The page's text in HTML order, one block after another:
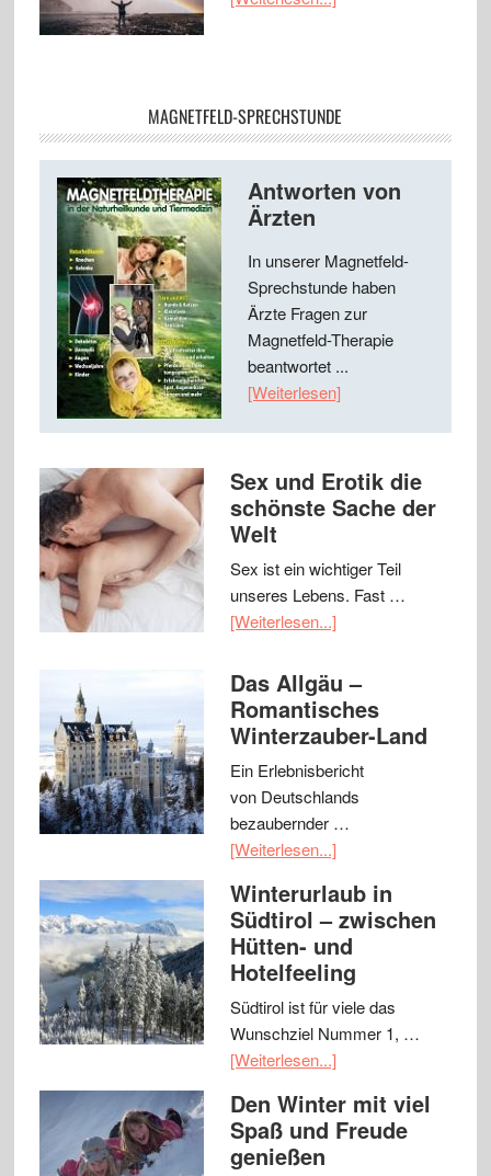
MAGNETFELD-SPRECHSTUNDE
Antworten von
Ärzten
In unserer Magnetfeld-
Sprechstunde haben
Ärzte Fragen zur
Magnetfeld-Therapie
beantwortet ...
[Weiterlesen]
Sex und Erotik die
schönste Sache der
Welt
Sex ist ein wichtiger Teil
unseres Lebens. Fast …
[Weiterlesen...]
Das Allgäu –
Romantisches
Winterzauber-Land
Ein Erlebnisbericht
von Deutschlands
bezaubernder …
[Weiterlesen...]
Winterurlaub in
Südtirol – zwischen
Hütten- und
Hotelfeeling
Südtirol ist für viele das
Wunschziel Nummer 1, …
[Weiterlesen...]
Den Winter mit viel
Spaß und Freude
genießen